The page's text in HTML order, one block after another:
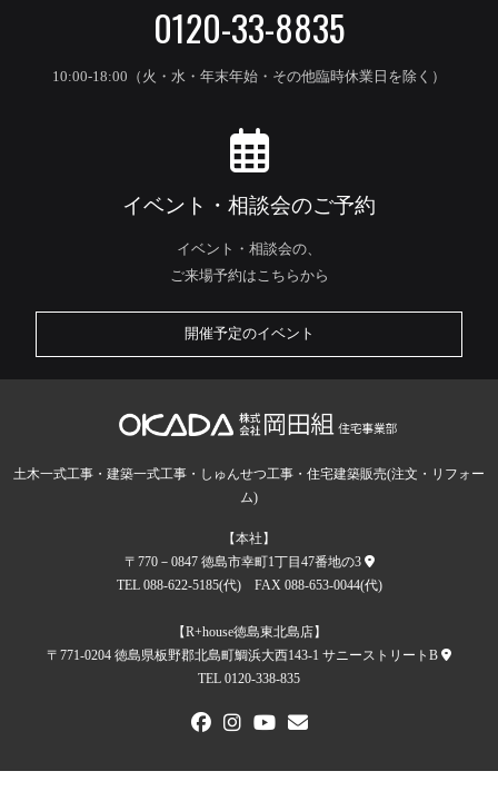
0120-33-8835
10:00-18:00（火・水・年末年始・その他臨時休業日を除く）
イベント・相談会のご予約
イベント・相談会の、
ご来場予約はこちらから
開催予定のイベント
土木一式工事・建築一式工事・しゅんせつ工事・住宅建築販売(注文・リフォー
ム)
【本社】
〒770－0847 徳島市幸町1丁目47番地の3
TEL 088-622-5185(代) FAX 088-653-0044(代)
【R+house徳島東北島店】
〒771-0204 徳島県板野郡北島町鯛浜大西143-1 サニーストリートB
TEL 0120-338-835